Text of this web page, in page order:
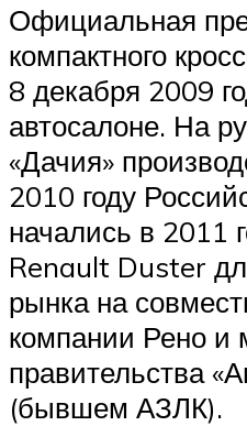
Официальная
компактного
8 декабря 2009
автосалоне. На
«Дачия»
2010 году
начались в 2011
Renault Duster
рынка на
компании Рено и
правительства
(бывшем АЗЛК).